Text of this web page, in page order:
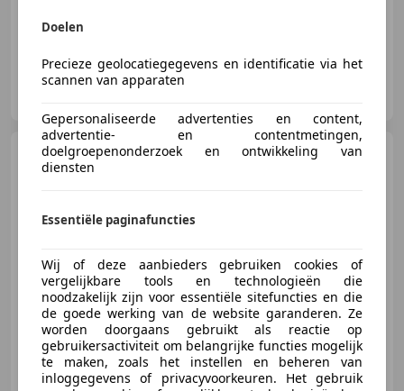
Sami Auto's B.V. RAM DEALER NL
GMC SierraDENALI | All-In
Excl. BTW
12/2024 53 km Benzine
313 kW (426 PK)
Doelen
Precieze geolocatiegegevens en identificatie via het
scannen van apparaten
Gepersonaliseerde advertenties en content,
advertentie- en contentmetingen,
doelgroepenonderzoek en ontwikkeling van
diensten
Essentiële paginafuncties
Wij of deze aanbieders gebruiken cookies of
vergelijkbare tools en technologieën die
noodzakelijk zijn voor essentiële sitefuncties en die
de goede werking van de website garanderen. Ze
worden doorgaans gebruikt als reactie op
gebruikersactiviteit om belangrijke functies mogelijk
te maken, zoals het instellen en beheren van
inloggegevens of privacyvoorkeuren. Het gebruik